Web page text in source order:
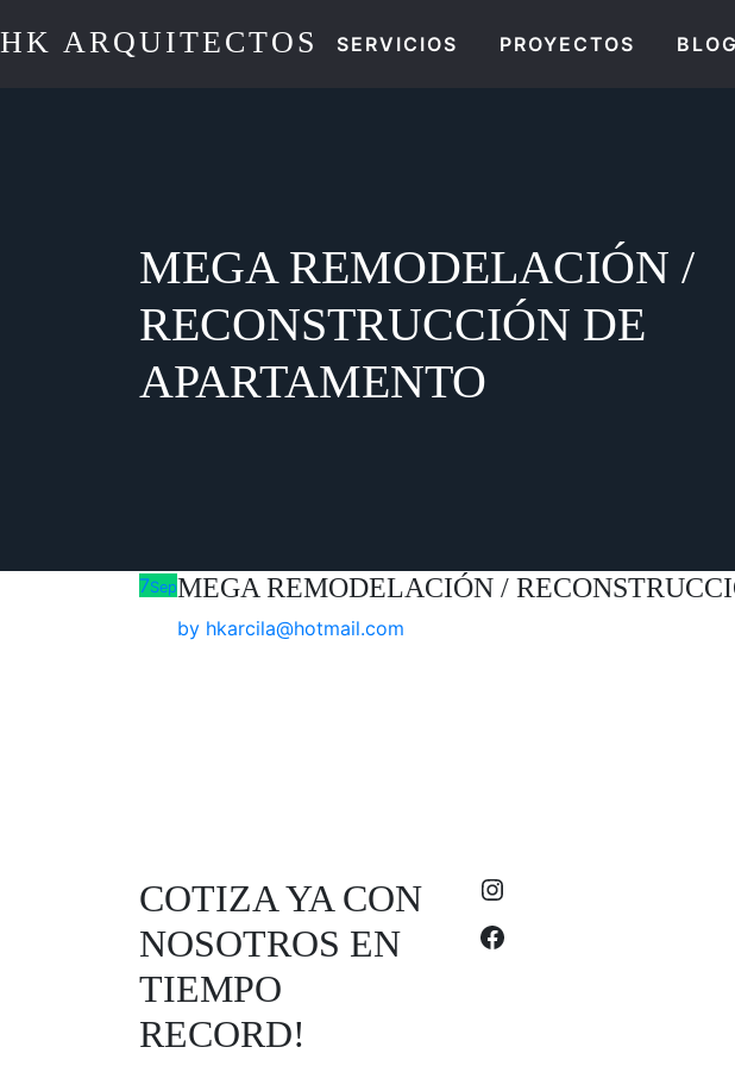
to
HK ARQUITECTOS SERVICIOS PROYECTOS BLOG
MEGA REMODELACIÓN /
RECONSTRUCCIÓN DE
APARTAMENTO
7SepMEGA REMODELACIÓN /
by hkarcila@hotmail.com
COTIZA YA CON
NOSOTROS EN
TIEMPO
RECORD!
Instagram
Facebook